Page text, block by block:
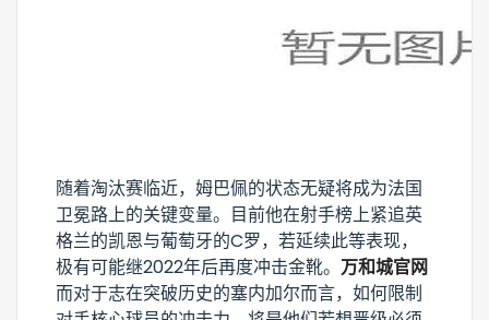
随着淘汰赛临近，姆巴佩的状态无疑将成为法国
卫冕路上的关键变量。目前他在射手榜上紧追英
格兰的凯恩与葡萄牙的C罗，若延续此等表现，
极有可能继2022年后再度冲击金靴。 万和城官网
而对于志在突破历史的塞内加尔而言，如何限制